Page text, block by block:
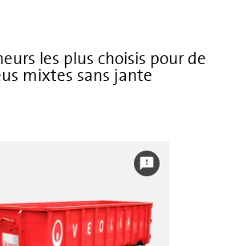
les plus choisis pour de
mixtes sans jante
feedback